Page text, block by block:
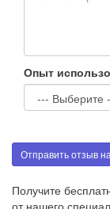
Опыт
Отправить отзыв
Получите